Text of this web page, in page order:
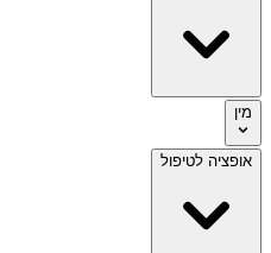
מין
אופציה לטיפול